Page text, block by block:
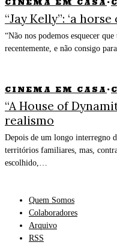
CINEMA EM CASA ·
“Jay Kelly”: ‘a
“Não nos podemos esquecer
recentemente, e não consigo
CINEMA EM CASA ·
“A House of
realismo
Depois de um longo interregno
territórios familiares, mas,
escolhido,…
Quem Somos
Colaboradores
Arquivo
RSS